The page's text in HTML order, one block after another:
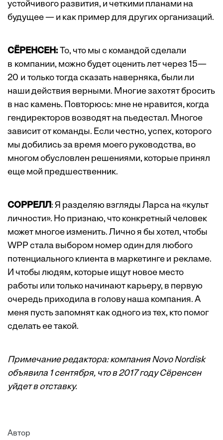
устойчивого развития, и четкими планами на
будущее — и как пример для других организаций.
СЁРЕНСЕН:То, что мы с командой сделали
в компании, можно будет оценить лет через 15—
20 и только тогда сказать наверняка, были ли
наши действия верными. Многие захотят бросить
в нас камень. Повторюсь: мне не нравится, когда
гендиректоров возводят на пьедестал. Многое
зависит от команды. Если честно, успех, которого
мы добились за время моего руководства, во
многом обусловлен решениями, которые принял
еще мой предшественник.
СОРРЕЛЛ: Я разделяю взгляды Ларса на «культ
личности». Но признаю, что конкретный человек
может многое изменить. Лично я бы хотел, чтобы
WPP стала выбором номер один для любого
потенциального клиента в маркетинге и рекламе.
И чтобы людям, которые ищут новое место
работы или только начинают карьеру, в первую
очередь приходила в голову наша компания. А
меня пусть запомнят как одного из тех, кто помог
сделать ее такой.
Примечание редактора: компания Novo Nordisk
объявила 1 сентября, что в 2017 году Сёренсен
уйдет в отставку.
Автор